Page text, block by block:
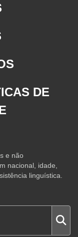
DE
e não
nacional, idade,
linguística.